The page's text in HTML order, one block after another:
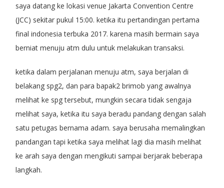
saya datang ke lokasi venue Jakarta Convention Centre
(JCC) sekitar pukul 15:00. ketika itu pertandingan pertama
final indonesia terbuka 2017. karena masih bermain saya
berniat menuju atm dulu untuk melakukan transaksi.
ketika dalam perjalanan menuju atm, saya berjalan di
belakang spg2, dan para bapak2 brimob yang awalnya
melihat ke spg tersebut, mungkin secara tidak sengaja
melihat saya, ketika itu saya beradu pandang dengan salah
satu petugas bernama adam. saya berusaha memalingkan
pandangan tapi ketika saya melihat lagi dia masih melihat
ke arah saya dengan mengikuti sampai berjarak beberapa
langkah.